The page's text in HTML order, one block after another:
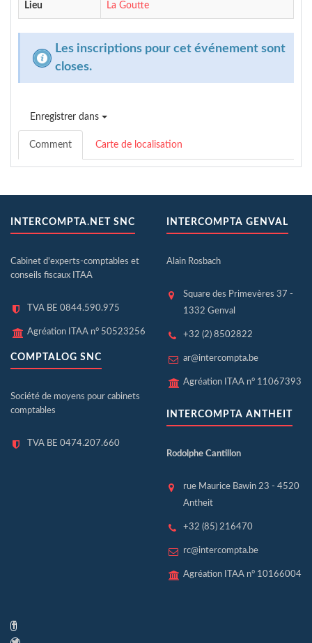
Lieu La Goutte
Les inscriptions pour cet événement sont
closes.
Enregistrer dans
Comment Carte de localisation
INTERCOMPTA.NET SNC
Cabinet d'experts-comptables et
conseils fiscaux ITAA
TVA BE 0844.590.975
Agréation ITAA n° 50523256
COMPTALOG SNC
Société de moyens pour cabinets
comptables
TVA BE 0474.207.660
INTERCOMPTA GENVAL
Alain Rosbach
Square des Primevères 37 -
1332 Genval
+32 (2) 8502822
ar@intercompta.be
Agréation ITAA n° 11067393
INTERCOMPTA ANTHEIT
Rodolphe Cantillon
rue Maurice Bawin 23 - 4520
Antheit
+32 (85) 216470
rc@intercompta.be
Agréation ITAA n° 10166004